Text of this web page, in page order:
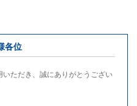
各位
ただき、誠にありがとうござい